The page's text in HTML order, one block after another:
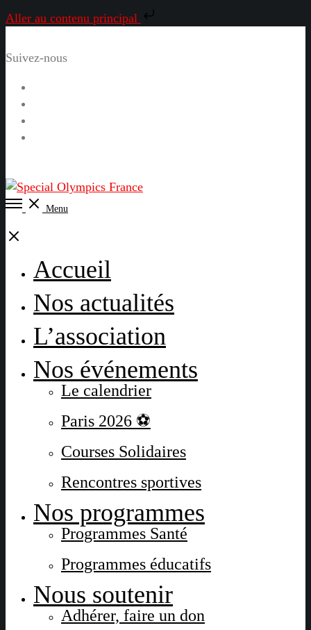
Aller au contenu principal
Suivez-nous
Open
Menu
Close
Accueil
Nos actualités
L’association
Nos événements
Le calendrier
Paris 2026 ⚽
Courses Solidaires
Rencontres sportives
Nos programmes
Programmes Santé
Programmes éducatifs
Nous soutenir
Adhérer, faire un don